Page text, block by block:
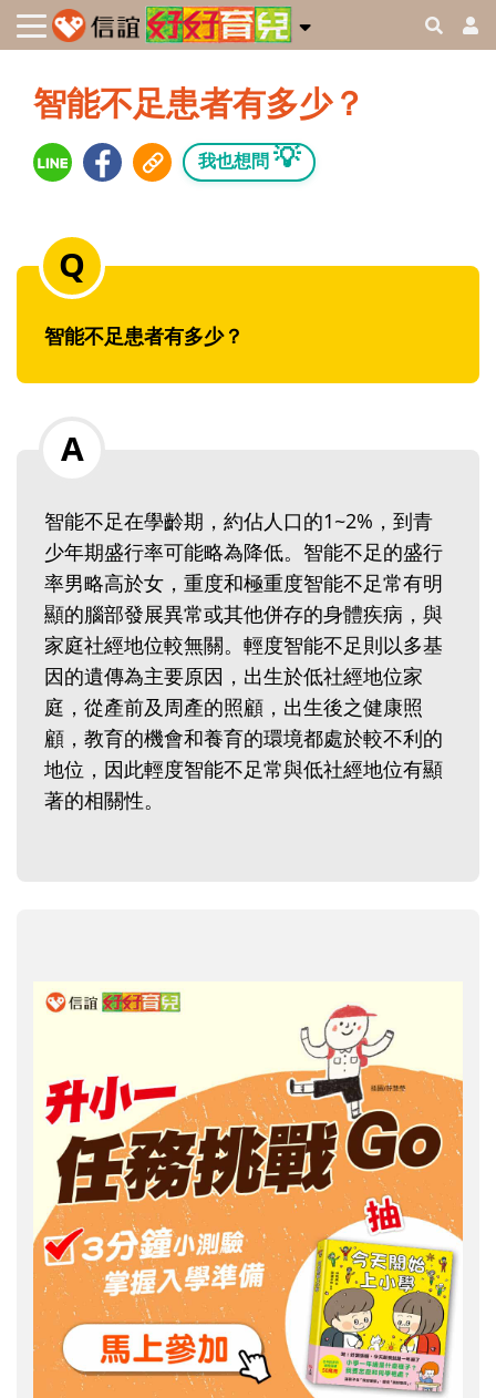
智能不足患者有多少？
我也想問 💡
智能不足患者有多少？
智能不足在學齡期，約佔人口的1~2%，到青
少年期盛行率可能略為降低。智能不足的盛行
率男略高於女，重度和極重度智能不足常有明
顯的腦部發展異常或其他併存的身體疾病，與
家庭社經地位較無關。輕度智能不足則以多基
因的遺傳為主要原因，出生於低社經地位家
庭，從產前及周產的照顧，出生後之健康照
顧，教育的機會和養育的環境都處於較不利的
地位，因此輕度智能不足常與低社經地位有顯
著的相關性。